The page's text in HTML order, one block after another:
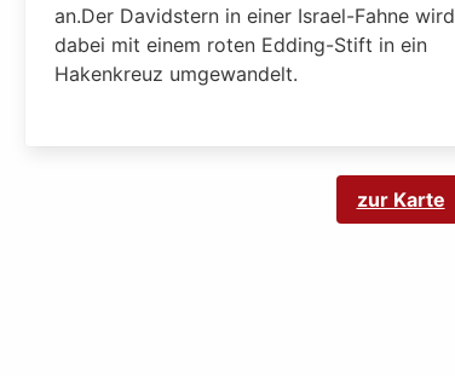
an.Der Davidstern in einer Israel-Fahne wird
dabei mit einem roten Edding-Stift in ein
Hakenkreuz umgewandelt.
zur Karte